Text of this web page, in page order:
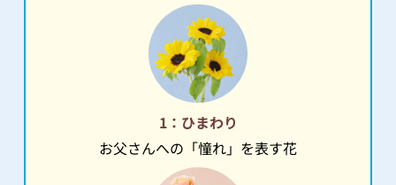
1：ひまわり
お父さんへの「憧れ」を表す花